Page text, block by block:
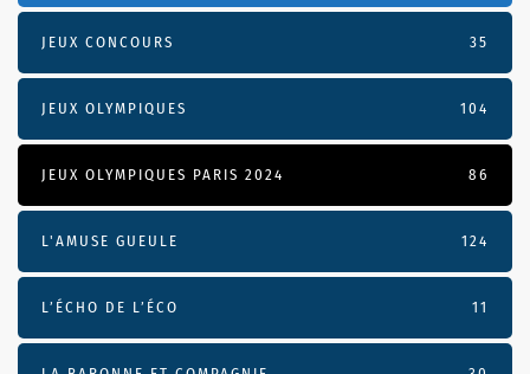
JEUX CONCOURS 35
JEUX OLYMPIQUES 104
JEUX OLYMPIQUES PARIS 2024 86
L'AMUSE GUEULE 124
L’ÉCHO DE L’ÉCO 11